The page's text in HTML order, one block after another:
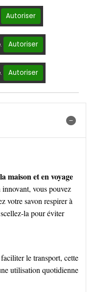
Autoriser
Autoriser
Autoriser
maison et en voyage
vous pouvez
votre savon respirer à
la pour éviter
le transport, cette
utilisation quotidienne